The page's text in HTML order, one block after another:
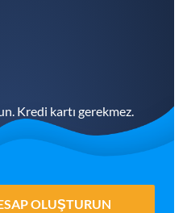
Kredi kartı gerekmez.
OLUŞTURUN